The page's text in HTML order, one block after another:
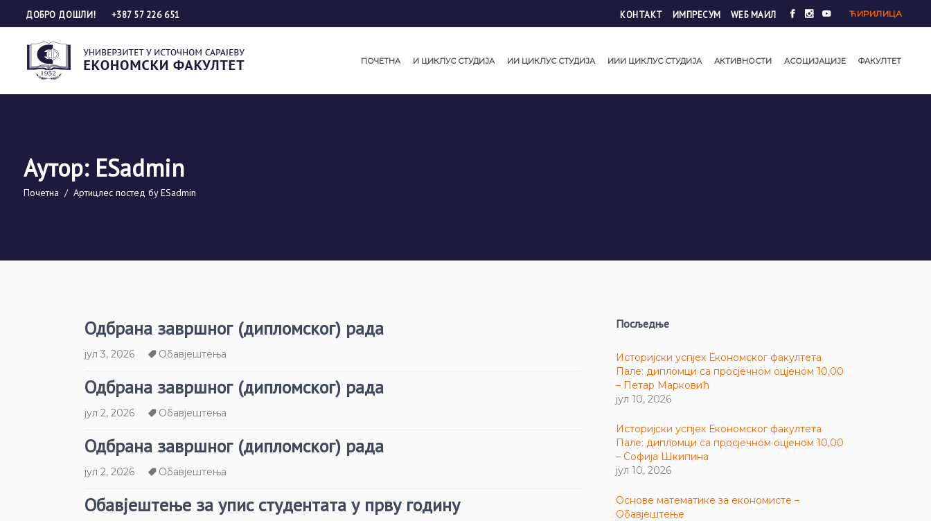
ДОБРО ДОШЛИ! +387 57 226 651 КОНТАКТ ИМПРЕСУМ WЕБ МАИЛ ЋИРИЛИЦА
ПОЧЕТНА И ЦИКЛУС СТУДИЈА ИИ ЦИКЛУС СТУДИЈА ИИИ ЦИКЛУС СТУДИЈА АКТИВНОСТИ АСОЦИЈАЦИЈЕ ФАКУЛТЕТ
Аутор: ESadmin
Почетна / Артицлес постед бy ESadmin
Одбрана завршног (дипломског) рада
јул 3, 2026 Обавјештења
Одбрана завршног (дипломског) рада
јул 2, 2026 Обавјештења
Одбрана завршног (дипломског) рада
јул 2, 2026 Обавјештења
Обавјештење за упис студентата у прву годину
Посљедње
Историјски успјех Економског факултета
Пале: дипломци са просјечном оцјеном 10,00
– Петар Марковић
јул 10, 2026
Историјски успјех Економског факултета
Пале: дипломци са просјечном оцјеном 10,00
– Софија Шкипина
јул 10, 2026
Основе математике за економисте –
Обавјештење